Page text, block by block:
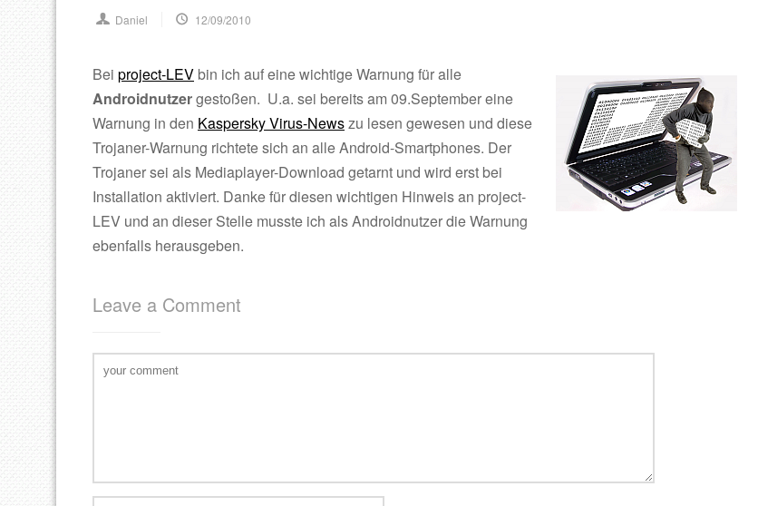
Daniel 12/09/2010
Bei project-LEV bin ich auf eine wichtige Warnung für alle
Androidnutzergestoßen. U.a. sei bereits am 09.September eine
Warnung in den Kaspersky Virus-Newszu lesen gewesen und diese
Trojaner-Warnung richtete sich an alle Android-Smartphones. Der
Trojaner sei als Mediaplayer-Download getarnt und wird erst bei
Installation aktiviert. Danke für diesen wichtigen Hinweis an project-
LEV und an dieser Stelle musste ich als Androidnutzer die Warnung
ebenfalls herausgeben.
Leave a Comment